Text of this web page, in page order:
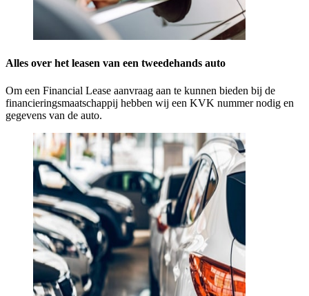
Alles over het leasen van een tweedehands auto
Om een Financial Lease aanvraag aan te kunnen bieden bij de
financieringsmaatschappij hebben wij een KVK nummer nodig en
gegevens van de auto.